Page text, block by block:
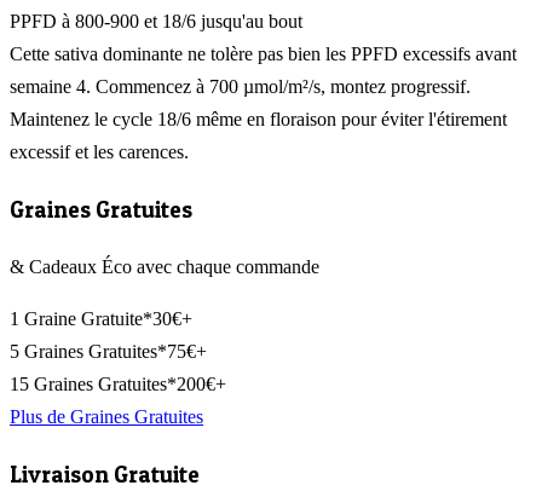
PPFD à 800-900 et 18/6 jusqu'au bout
Cette sativa dominante ne tolère pas bien les PPFD excessifs avant
semaine 4. Commencez à 700 µmol/m²/s, montez progressif.
Maintenez le cycle 18/6 même en floraison pour éviter l'étirement
excessif et les carences.
Graines Gratuites
& Cadeaux Éco avec chaque commande
1 Graine Gratuite*30€+
5 Graines Gratuites*75€+
15 Graines Gratuites*200€+
Plus de Graines Gratuites
Livraison Gratuite